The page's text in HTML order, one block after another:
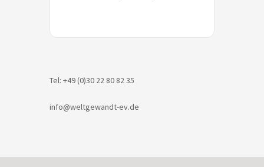
Tel: +49 (0)30 22 80 82 35
info@weltgewandt-ev.de